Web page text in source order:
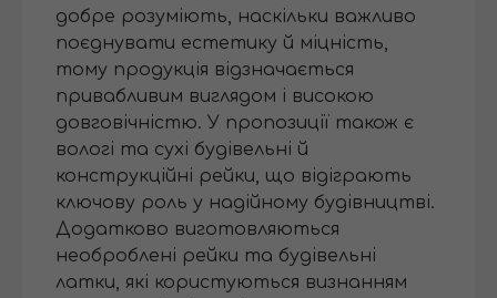
добре розуміють, наскільки важливо
поєднувати естетику й міцність,
тому продукція відзначається
привабливим виглядом і високою
довговічністю. У пропозиції також є
вологі та сухі будівельні й
конструкційні рейки, що відіграють
ключову роль у надійному будівництві.
Додатково виготовляються
необроблені рейки та будівельні
латки, які користуються визнанням